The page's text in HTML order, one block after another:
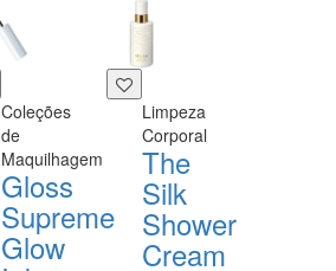
Coleções
de
Maquilhagem
Gloss
Supreme
Glow
Limpeza
Corporal
The
Silk
Shower
Cream